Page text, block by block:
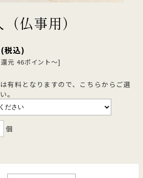
仏事用）
(税込)
元 46ポイント～]
有料となりますので、こちらからご選
。
個